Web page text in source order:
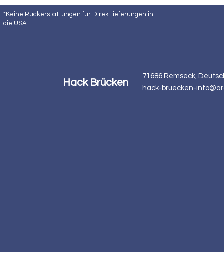
*Keine Rückerstattungen für Direktlieferungen in
die USA
Hack Brücken
71686 Remseck,
hack-bruecken-